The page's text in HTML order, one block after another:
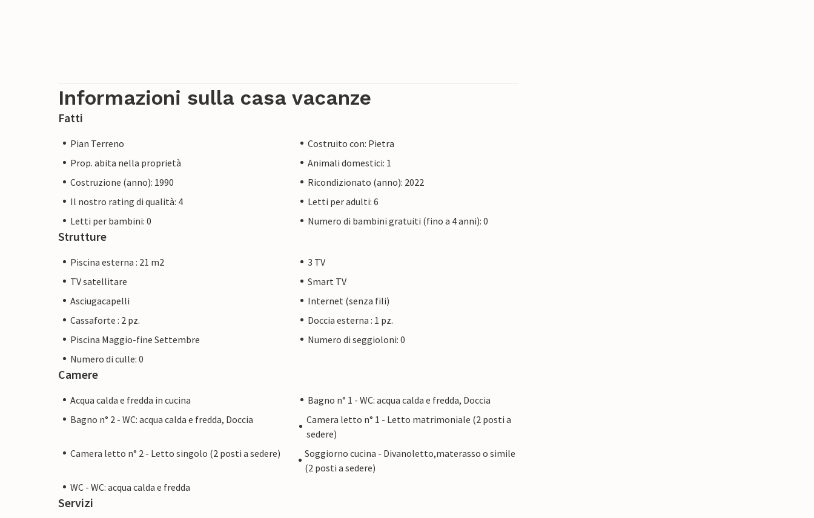
Informazioni sulla casa vacanze
Fatti
Pian Terreno
Costruito con: Pietra
Prop. abita nella proprietà
Animali domestici: 1
Costruzione (anno): 1990
Ricondizionato (anno): 2022
Il nostro rating di qualità: 4
Letti per adulti: 6
Letti per bambini: 0
Numero di bambini gratuiti (fino a 4 anni): 0
Strutture
Piscina esterna : 21 m2
3 TV
TV satellitare
Smart TV
Asciugacapelli
Internet (senza fili)
Cassaforte : 2 pz.
Doccia esterna : 1 pz.
Piscina Maggio-fine Settembre
Numero di seggioloni: 0
Numero di culle: 0
Camere
Acqua calda e fredda in cucina
Bagno n° 1 - WC: acqua calda e fredda, Doccia
Bagno n° 2 - WC: acqua calda e fredda, Doccia
Camera letto n° 1 - Letto matrimoniale (2 posti a
sedere)
Camera letto n° 2 - Letto singolo (2 posti a sedere)
Soggiorno cucina - Divanoletto,materasso o simile
(2 posti a sedere)
WC - WC: acqua calda e fredda
Servizi